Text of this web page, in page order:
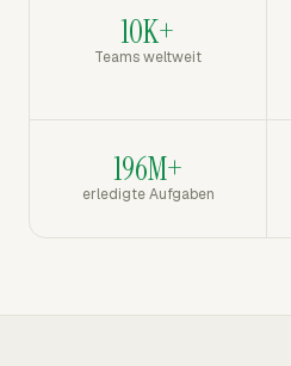
10K+
Teams weltweit
196M+
erledigte Aufgaben